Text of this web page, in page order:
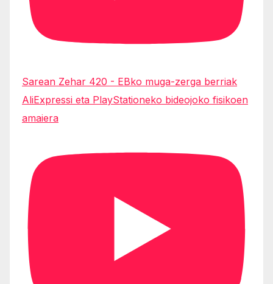
Sarean Zehar 420 - EBko muga-zerga berriak
AliExpressi eta PlayStationeko bideojoko fisikoen
amaiera